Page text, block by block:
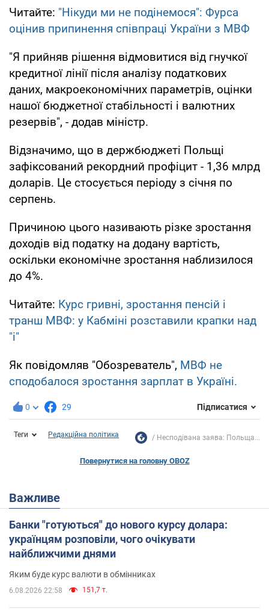
Читайте: "Нікуди ми не подінемося": Фурса
оцінив припинення співпраці України з МВФ
"Я прийняв рішення відмовитися від гнучкої
кредитної лінії після аналізу податкових
даних, макроекономічних параметрів, оцінки
нашої бюджетної стабільності і валютних
резервів", - додав міністр.
Відзначимо, що в держбюджеті Польщі
зафіксований рекордний профіцит - 1,36 млрд
доларів. Це стосується періоду з січня по
серпень.
Причиною цього називають різке зростання
доходів від податку на додану вартість,
оскільки економічне зростання наблизилося
до 4%.
Читайте: Курс гривні, зростання пенсій і
транш МВФ: у Кабміні розставили крапки над
"і"
Як повідомляв "Обозреватель", МВФ не
сподобалося зростання зарплат в Україні.
0 29 Підписатися
Теги Редакційна політика Несподівана заява: Польща...
Повернутися на головну OBOZ
Важливе
Банки "готуються" до нового курсу долара:
українцям розповіли, чого очікувати
найближчими днями
Яким буде курс валюти в обмінниках
6.08.2026 22:58 151,7 т.